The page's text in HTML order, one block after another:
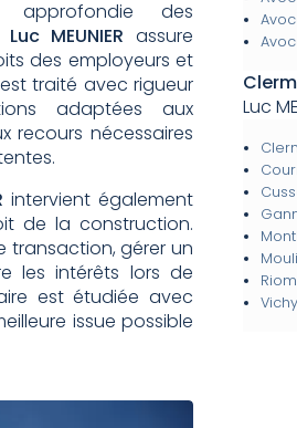
des
Luc MEUNIER assure
des employeurs et
traité avec rigueur
adaptées aux
recours nécessaires
intervient également
de la construction.
transaction, gérer un
les intérêts lors de
est étudiée avec
issue possible
Luc
Riom
Vichy